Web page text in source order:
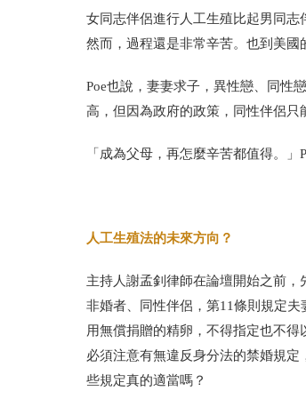
女同志伴侶進行人工生殖比起男同志
然而，過程還是非常辛苦。也到美國
Poe也說，妻妻求子，異性戀、同性
高，但因為政府的政策，同性伴侶只
「成為父母，再怎麼辛苦都值得。」
人工生殖法的未來方向？
主持人謝孟釗律師在論壇開始之前，
非婚者、同性伴侶，第11條則規定
用無償捐贈的精卵，不得指定也不
必須注意有無違反身分法的禁婚規
些規定真的適當嗎？